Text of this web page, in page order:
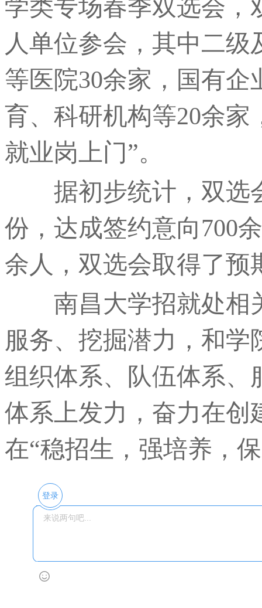
学类专场春季双选会，
人单位参会，其中二
等医院30余家，国有
育、科研机构等20余家
就业岗上门”。
据初步统计，双选
份，达成签约意向700
余人，双选会取得了预
南昌大学招就处相
服务、挖掘潜力，和
组织体系、队伍体系、
体系上发力，奋力在创
在“稳招生，强培养，
登录